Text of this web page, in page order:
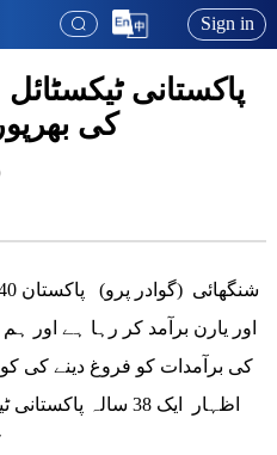
Sign in
پاکستانی
کی
اور یارن برآمد کر رہا ہے اور
کی برآمدات کو فروغ دینے کی
اظہار ایک 38 سالہ